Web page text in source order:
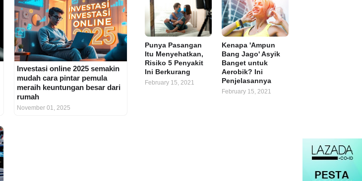
Investasi online 2025 semakin
mudah cara pintar pemula
meraih keuntungan besar dari
rumah
November 01, 2025
Punya Pasangan
Itu Menyehatkan,
Risiko 5 Penyakit
Ini Berkurang
February 15, 2021
Kenapa 'Ampun
Bang Jago' Asyik
Banget untuk
Aerobik? Ini
Penjelasannya
February 15, 2021